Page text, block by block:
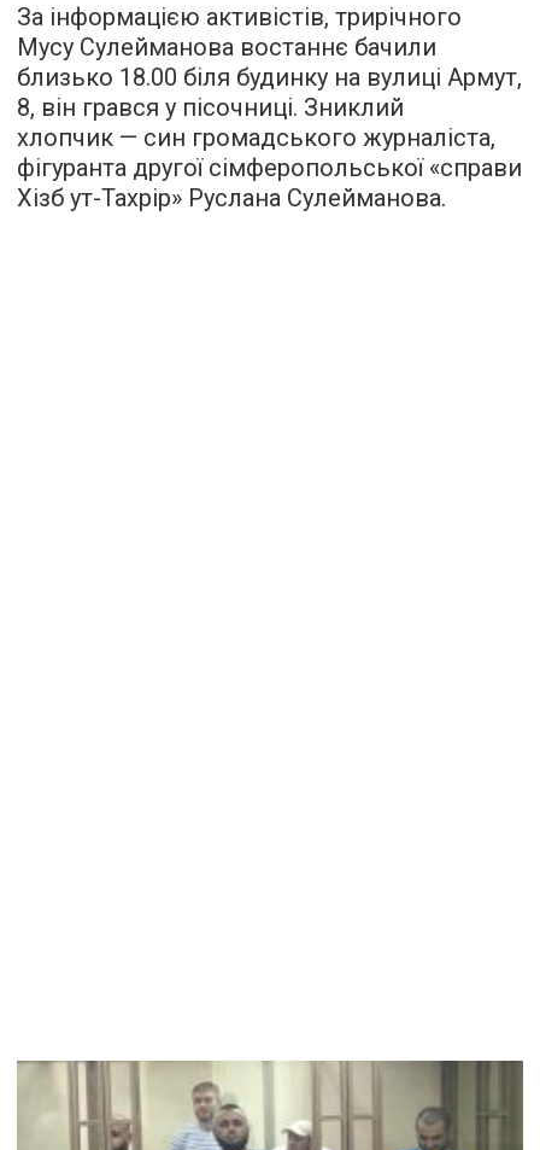
За інформацією активістів, трирічного
Мусу Сулейманова востаннє бачили
близько 18.00 біля будинку на вулиці Армут,
8, він грався у пісочниці. Зниклий
хлопчик — син громадського журналіста,
фігуранта другої сімферопольської «справи
Хізб ут-Тахрір» Руслана Сулейманова.